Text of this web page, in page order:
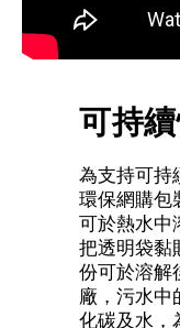
可持
為支持可持
環保網購包
可於熱水中
把透明袋黏
份可於溶解
廠，污水中
化碳及水，